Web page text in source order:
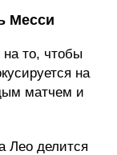
Месси
на то, чтобы
на
матчем и
Лео делится